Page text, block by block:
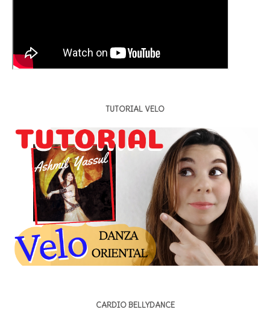
TUTORIAL VELO
CARDIO BELLYDANCE